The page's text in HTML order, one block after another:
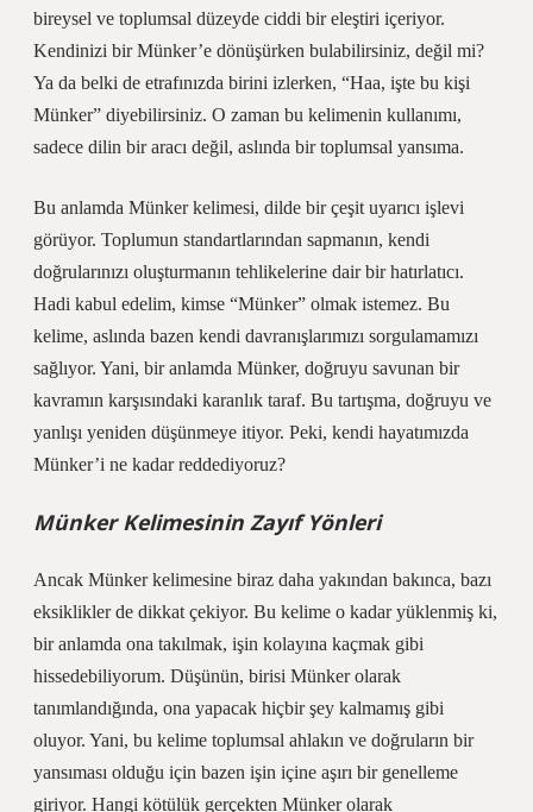
bireysel ve toplumsal düzeyde ciddi bir eleştiri içeriyor.
Kendinizi bir Münker’e dönüşürken bulabilirsiniz, değil mi?
Ya da belki de etrafınızda birini izlerken, “Haa, işte bu kişi
Münker” diyebilirsiniz. O zaman bu kelimenin kullanımı,
sadece dilin bir aracı değil, aslında bir toplumsal yansıma.
Bu anlamda Münker kelimesi, dilde bir çeşit uyarıcı işlevi
görüyor. Toplumun standartlarından sapmanın, kendi
doğrularınızı oluşturmanın tehlikelerine dair bir hatırlatıcı.
Hadi kabul edelim, kimse “Münker” olmak istemez. Bu
kelime, aslında bazen kendi davranışlarımızı sorgulamamızı
sağlıyor. Yani, bir anlamda Münker, doğruyu savunan bir
kavramın karşısındaki karanlık taraf. Bu tartışma, doğruyu ve
yanlışı yeniden düşünmeye itiyor. Peki, kendi hayatımızda
Münker’i ne kadar reddediyoruz?
Münker Kelimesinin Zayıf Yönleri
Ancak Münker kelimesine biraz daha yakından bakınca, bazı
eksiklikler de dikkat çekiyor. Bu kelime o kadar yüklenmiş ki,
bir anlamda ona takılmak, işin kolayına kaçmak gibi
hissedebiliyorum. Düşünün, birisi Münker olarak
tanımlandığında, ona yapacak hiçbir şey kalmamış gibi
oluyor. Yani, bu kelime toplumsal ahlakın ve doğruların bir
yansıması olduğu için bazen işin içine aşırı bir genelleme
giriyor. Hangi kötülük gerçekten Münker olarak